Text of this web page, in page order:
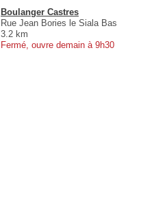
Boulanger Castres
Rue Jean Bories le Siala Bas
3.2 km
Fermé, ouvre demain à 9h30